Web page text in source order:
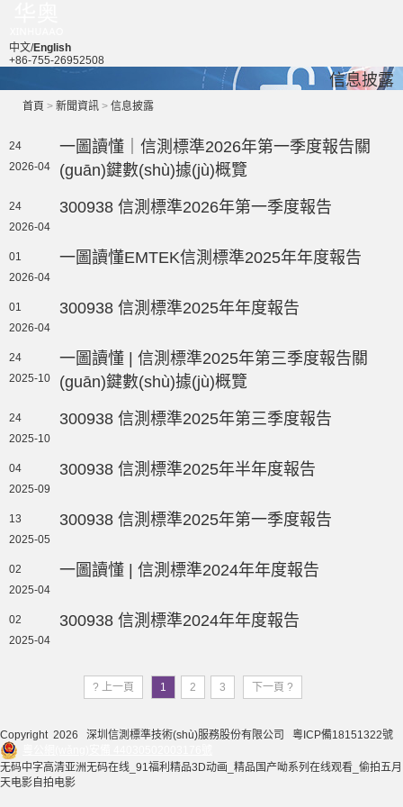
中文/English
+86-755-26952508
信息披露
首頁 > 新聞資訊 > 信息披露
24
2026-04
一圖讀懂｜信測標準2026年第一季度報告關
(guān)鍵數(shù)據(jù)概覽
24
2026-04
300938 信測標準2026年第一季度報告
01
2026-04
一圖讀懂EMTEK信測標準2025年年度報告
01
2026-04
300938 信測標準2025年年度報告
24
2025-10
一圖讀懂 | 信測標準2025年第三季度報告關
(guān)鍵數(shù)據(jù)概覽
24
2025-10
300938 信測標準2025年第三季度報告
04
2025-09
300938 信測標準2025年半年度報告
13
2025-05
300938 信測標準2025年第一季度報告
02
2025-04
一圖讀懂 | 信測標準2024年年度報告
02
2025-04
300938 信測標準2024年年度報告
? 上一頁 1 2 3 下一頁 ?
Copyright 2026 深圳信測標準技術(shù)服務股份有限公司 粵ICP備18151322號
无码中字高清亚洲无码在线_91福利精品3D动画_精品国产呦系列在线观看_偷拍五月
天电影自拍电影